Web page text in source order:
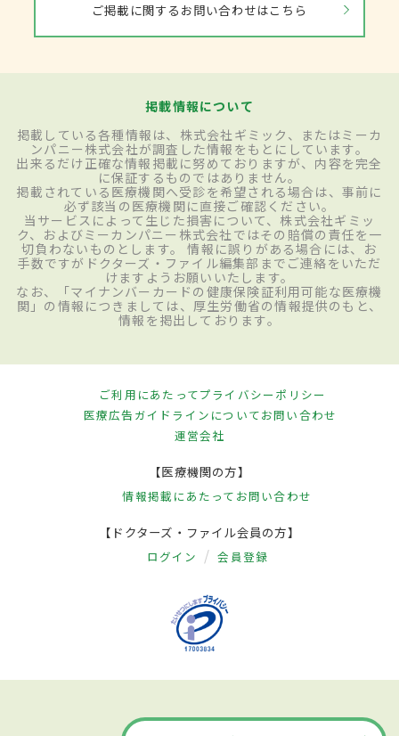
ご掲載に関するお問い合わせはこちら
掲載情報について
掲載している各種情報は、株式会社ギミック、またはミーカ
ンパニー株式会社が調査した情報をもとにしています。
出来るだけ正確な情報掲載に努めておりますが、内容を完全
に保証するものではありません。
掲載されている医療機関へ受診を希望される場合は、事前に
必ず該当の医療機関に直接ご確認ください。
当サービスによって生じた損害について、株式会社ギミッ
ク、およびミーカンパニー株式会社ではその賠償の責任を一
切負わないものとします。 情報に誤りがある場合には、お
手数ですがドクターズ・ファイル編集部までご連絡をいただ
けますようお願いいたします。
なお、「マイナンバーカードの健康保険証利用可能な医療機
関」の情報につきましては、厚生労働省の情報提供のもと、
情報を掲出しております。
ご利用にあたってプライバシーポリシー
医療広告ガイドラインについてお問い合わせ
運営会社
【医療機関の方】
情報掲載にあたって お問い合わせ
【ドクターズ・ファイル会員の方】
ログイン 会員登録